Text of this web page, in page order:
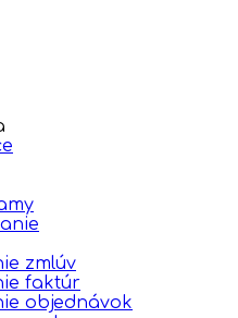
zmlúv
faktúr
objednávok